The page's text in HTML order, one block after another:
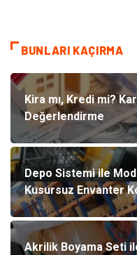
BUNLARI KAÇIRMA
Kira mı, Kredi mi?
Değerlendirme
Depo Sistemi ile
Kusursuz Envanter
Akrilik Boyama Seti